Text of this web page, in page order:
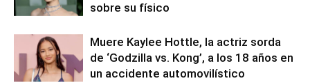
sobre su físico
Muere Kaylee Hottle, la actriz sorda
de ‘Godzilla vs. Kong’, a los 18 años en
un accidente automovilístico